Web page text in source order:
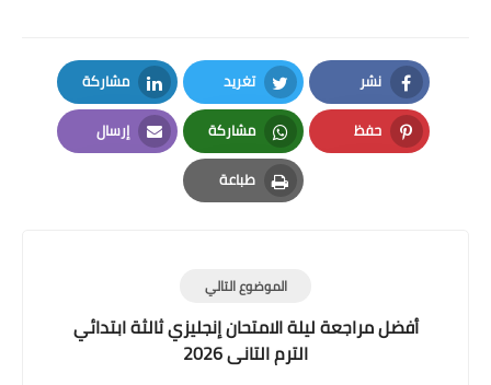
نشر
Facebook
تغريد
Twitter
مشاركة
LinkedIn
حفظ
Pinterest
مشاركة
Whatsapp
إرسال
Email
طباعة
Print
الموضوع التالي
أفضل مراجعة ليلة الامتحان إنجليزي ثالثة ابتدائي
الترم التانى 2026